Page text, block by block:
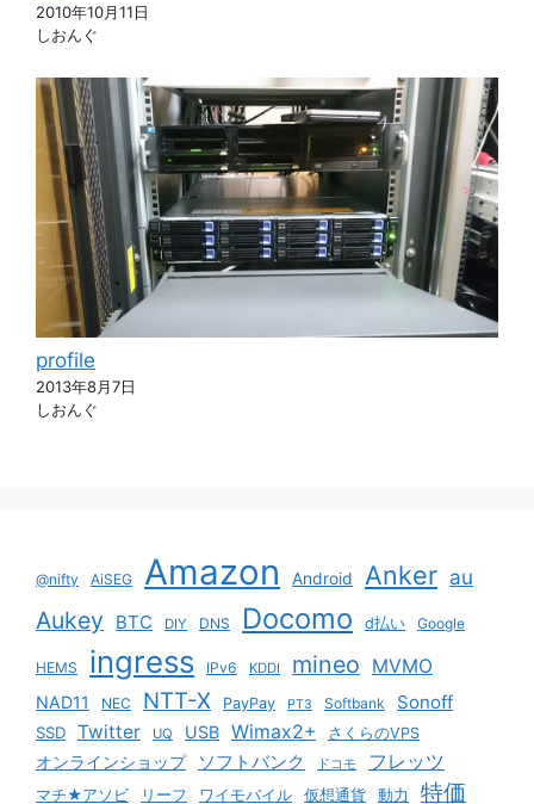
2010年10月11日
しおんぐ
profile
2013年8月7日
しおんぐ
@nifty AiSEG Amazon Android Anker au
Aukey BTC DIY DNS Docomo d払い Google
HEMS ingress IPv6 KDDI mineo MVMO
NAD11 NEC NTT-X PayPay PT3 Softbank Sonoff
SSD Twitter UQ USB Wimax2+ さくらのVPS
オンラインショップ ソフトバンク ドコモ フレッツ
マチ★アソビ リーフ ワイモバイル 仮想通貨 動力 特価